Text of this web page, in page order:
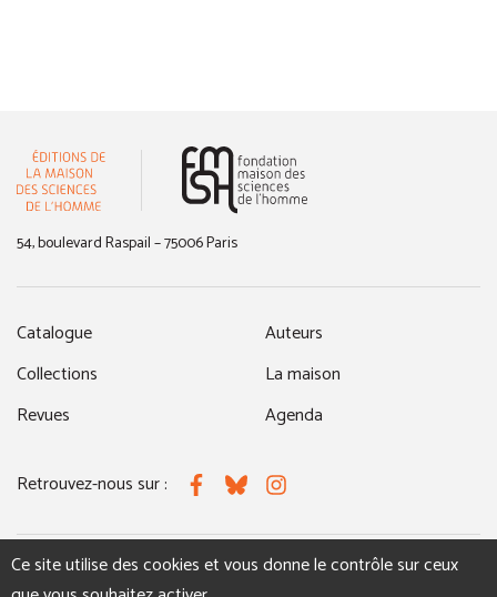
54, boulevard Raspail – 75006 Paris
Catalogue
Collections
Revues
Auteurs
La maison
Agenda
Retrouvez-nous sur : FacebookBlueskyInstagram
Ce site utilise des cookies et vous donne le contrôle sur ceux